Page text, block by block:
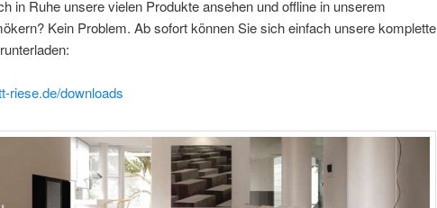
in Ruhe unsere vielen Produkte ansehen und offline in unserem
Kein Problem. Ab sofort können Sie sich einfach unsere komplette
riese.de/downloads